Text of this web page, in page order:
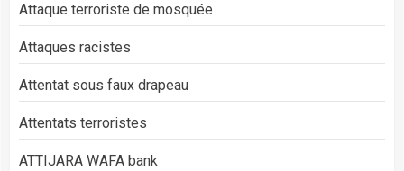
Attaque terroriste de mosquée
Attaques racistes
Attentat sous faux drapeau
Attentats terroristes
ATTIJARA WAFA bank